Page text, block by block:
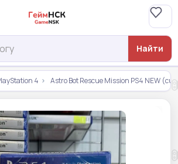
Найти
4 Astro Bot Rescue Mission PS4 NEW